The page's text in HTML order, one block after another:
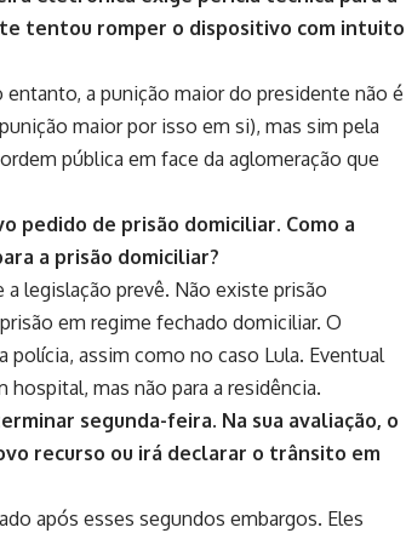
tentou romper o dispositivo com intuito
a punição maior do presidente não é
maior por isso em si), mas sim pela
pública em face da aglomeração que
pedido de prisão domiciliar. Como a
a prisão domiciliar?
a legislação prevê. Não existe prisão
em regime fechado domiciliar. O
polícia, assim como no caso Lula. Eventual
mas não para a residência.
segunda-feira. Na sua avaliação, o
recurso ou irá declarar o trânsito em
após esses segundos embargos. Eles